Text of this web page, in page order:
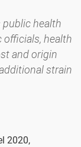
health
officials, health
and origin
strain
2020,